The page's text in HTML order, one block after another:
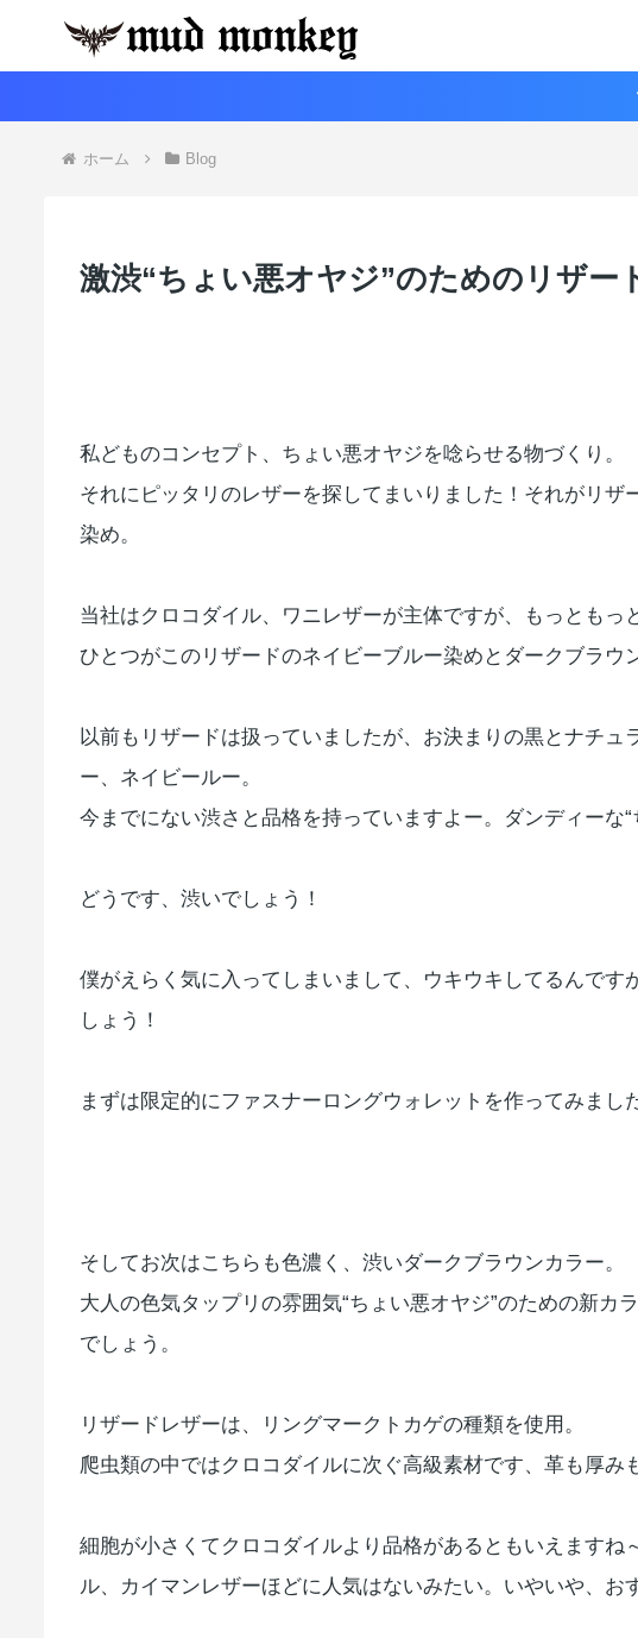
ホーム Blog
激渋“ちょい悪オヤジ”のためのリザー
私どものコンセプト、ちょい悪オヤジを唸らせる物づくり。
それにピッタリのレザーを探してまいりました！それがリ
染め。
当社はクロコダイル、ワニレザーが主体ですが、もっとも
ひとつがこのリザードのネイビーブルー染めとダークブラウ
以前もリザードは扱っていましたが、お決まりの黒とナチ
ー、ネイビールー。
今までにない渋さと品格を持っていますよー。ダンディーな“
どうです、渋いでしょう！
僕がえらく気に入ってしまいまして、ウキウキしてるんで
しょう！
まずは限定的にファスナーロングウォレットを作ってみまし
そしてお次はこちらも色濃く、渋いダークブラウンカラー。
大人の色気タップリの雰囲気“ちょい悪オヤジ”のための新カ
でしょう。
リザードレザーは、リングマークトカゲの種類を使用。
爬虫類の中ではクロコダイルに次ぐ高級素材です、革も厚み
細胞が小さくてクロコダイルより品格があるともいえますね
ル、カイマンレザーほどに人気はないみたい。いやいや、お